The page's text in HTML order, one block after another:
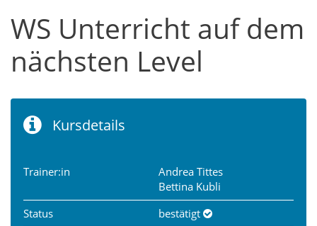
WS Unterricht auf dem
nächsten Level
Kursdetails
Trainer:in
Andrea Tittes
Bettina Kubli
Status
bestätigt